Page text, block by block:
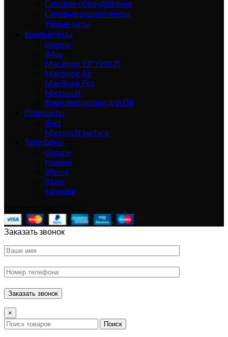
Сетевое оборудование
Сетевые аудиоплееры
Умные часы
Компьютеры
Google
iMac
MacBook 12" (2017)
Macbook Air
MacBook Pro
Microsoft
Комплектующие для ПК
Планшеты
iPad
Microsoft Surface
Телефоны
Google
Huawei
iPhone
Razer
Samsung
Заказать звонок
×
Поиск